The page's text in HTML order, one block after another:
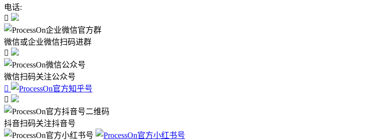
电话:

微信或企业微信扫码进群

微信扫码关注公众号


抖音扫码关注抖音号